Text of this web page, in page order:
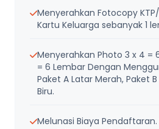
Menyerahkan Fotocopy
Kartu Keluarga sebanyak 1
Menyerahkan Photo 3 x 4 =
= 6 Lembar Dengan
Paket A Latar Merah, Paket
Biru.
Melunasi Biaya